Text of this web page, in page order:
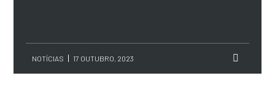
NOTÍCIAS 17 OUTUBRO, 2023